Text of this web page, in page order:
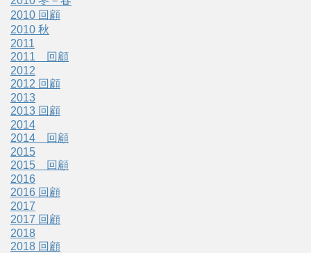
2010 回顧
2010 秋
2011
2011 回顧
2012
2012 回顧
2013
2013 回顧
2014
2014 回顧
2015
2015 回顧
2016
2016 回顧
2017
2017 回顧
2018
2018 回顧